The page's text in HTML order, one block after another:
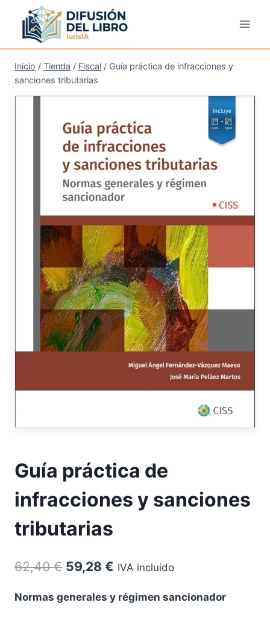
contenido
Inicio / Tienda / Fiscal / Guía práctica de infracciones y
sanciones tributarias
Guía práctica de
infracciones y sanciones
tributarias
62,40€ El
59,28 € El
actual
IVA incluido
Normas generales y régimen sancionador